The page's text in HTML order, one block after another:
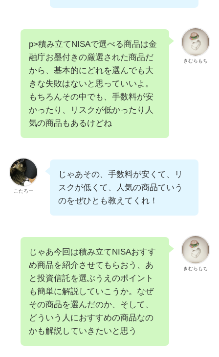
きむらもち
p>積み立てNISAで選べる商品は金
融庁お墨付きの厳選された商品だ
から、基本的にどれを選んでも大
きな失敗はないと思っていいよ。
もちろんその中でも、手数料が安
かったり、リスクが低かったり人
気の商品もあるけどね
こたろー
じゃあその、手数料が安くて、リ
スクが低くて、人気の商品ていう
のをぜひとも教えてくれ！
きむらもち
じゃあ今回は積み立てNISAおすす
め商品を紹介させてもらおう、あ
と投資信託を選ぶうえのポイント
も簡単に解説していこうか。なぜ
その商品を選んだのか、そして、
どういう人におすすめの商品なの
かも解説していきたいと思う